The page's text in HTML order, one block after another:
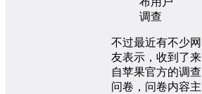
不过最近有不少网
友表示，收到了来
自苹果官方的调查
问卷，问卷内容主